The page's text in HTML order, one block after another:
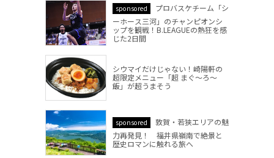
sponsored
プロバスケチーム「シ
ーホース三河」のチャンピオンシ
ップを観戦！B.LEAGUEの熱狂を感
じた2日間
シウマイだけじゃない！崎陽軒の
超限定メニュー「超 まぐ～ろ～
飯」が超うまそう
sponsored
敦賀・若狭エリアの魅
力再発見！ 福井県嶺南で絶景と
歴史ロマンに触れる旅へ